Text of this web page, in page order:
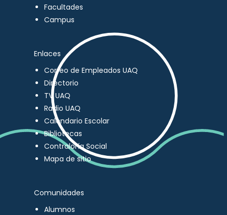
Facultades
Campus
Enlaces
Correo de Empleados UAQ
Directorio
TV UAQ
Radio UAQ
Calendario Escolar
Bibliotecas
Contraloría Social
Mapa de sitio
Comunidades
Alumnos